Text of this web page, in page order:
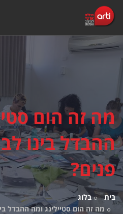
מה זה הום
ההבדל בינו
פנים?
בית
בלוג
מה זה הום סטיילינג ומה ההבדל